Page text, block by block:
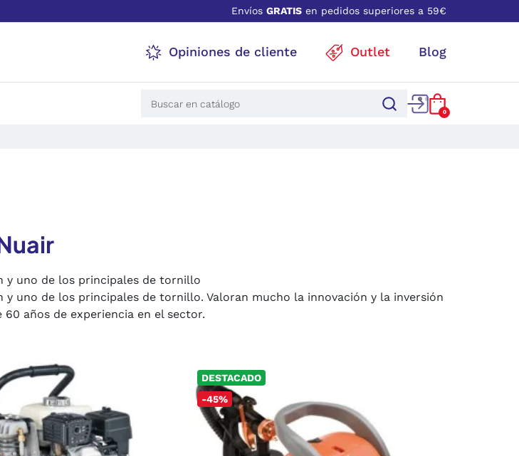
Envíos GRATIS en pedidos superiores a 59€
Opiniones de cliente Outlet Blog
0
y uno de los principales de tornillo
uno de los principales de tornillo. Valoran mucho la innovación y la inversión
años de experiencia en el sector.
DESTACADO
-45%